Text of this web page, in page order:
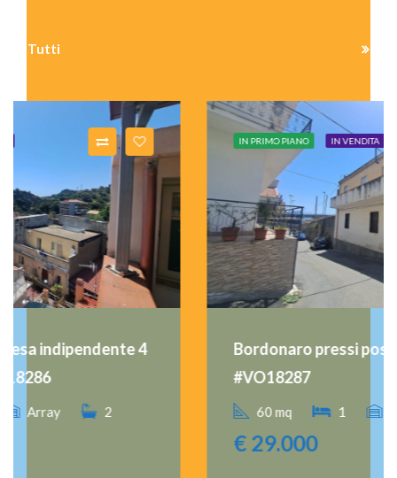
Tutti
IN PRIMO PIANO
Bordonaro pressi posta bivani più servizi
60 mq Array 1